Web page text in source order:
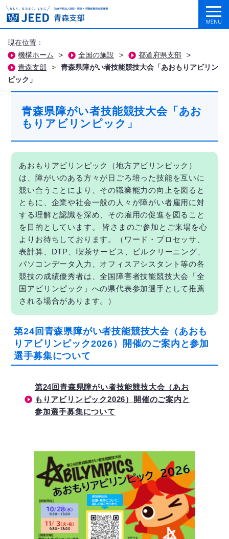
現在位置：
機構ホーム
> 全国の施設 > 都道府県支部
>
青森支部
>
青森県障がい者技能競技大会「あおもりアビリン
ピック」
青森県障がい者技能競技大会「あお
もりアビリンピック」
あおもりアビリンピック（地方アビリンピック）
は、障がいのある方々が日ごろ培った技能を互いに
競い合うことにより、その職業能力の向上を図ると
ともに、企業や社会一般の人々が障がい者雇用に対
する理解と認識を深め、その雇用の促進を図ること
を目的としています。 皆さまのご参加とご来場を心
よりお待ちしております。（ワード・プロセッサ、
表計算、DTP、喫茶サービス、ビルクリーニング、
パソコンデータ入力、オフィスアシスタント等の各
競技の成績優秀者は、全国障害者技能競技大会「全
国アビリンピック」への県代表参加選手として推薦
される場合があります。）
第24回青森県障がい者技能競技大会（あおも
りアビリンピック2026）開催のご案内と参加
選手募集について
第24回青森県障がい者技能競技大会（あお
もりアビリンピック2026）開催のご案内と
参加選手募集について